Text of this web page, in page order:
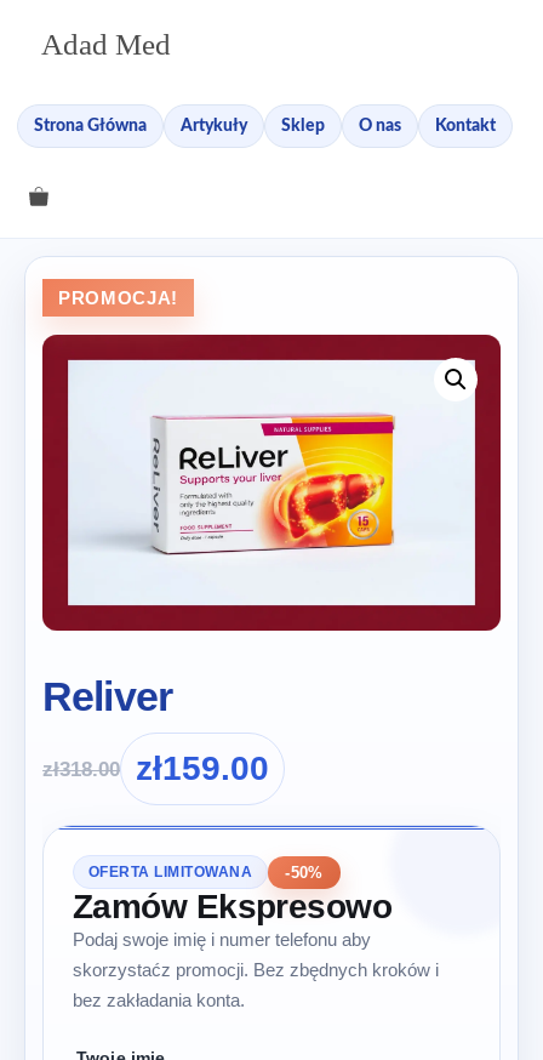
Adad Med
Strona Główna Artykuły Sklep O nas Kontakt
PROMOCJA!
Reliver
zł318.00 zł159.00
OFERTA LIMITOWANA -50%
Zamów Ekspresowo
Podaj swoje imię i numer telefonu aby
skorzystaćz promocji. Bez zbędnych kroków i
bez zakładania konta.